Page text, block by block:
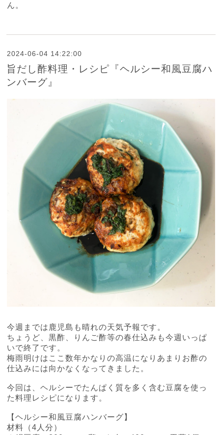
ん。
2024-06-04 14:22:00
旨だし酢料理・レシピ『ヘルシー和風豆腐ハ
ンバーグ』
今週までは鹿児島も晴れの天気予報です。
ちょうど、黒酢、りんご酢等の春仕込みも今週いっぱ
いで終了です。
梅雨明けはここ数年かなりの高温になりあまりお酢の
仕込みには向かなくなってきました。
今回は、ヘルシーでたんぱく質を多く含む豆腐を使っ
た料理レシピになります。
【ヘルシー和風豆腐ハンバーグ】
材料（4人分）